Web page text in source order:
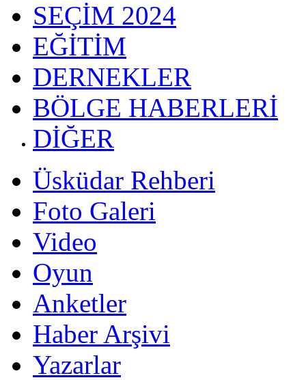
SEÇİM 2024
EĞİTİM
DERNEKLER
BÖLGE HABERLERİ
DİĞER
Üsküdar Rehberi
Foto Galeri
Video
Oyun
Anketler
Haber Arşivi
Yazarlar